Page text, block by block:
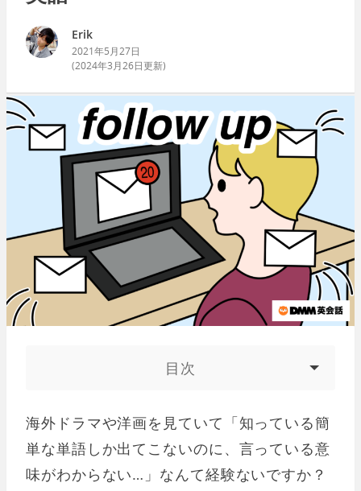
Erik
2021年5月27日
(2024年3月26日更新)
目次
海外ドラマや洋画を見ていて「知っている簡
単な単語しか出てこないのに、言っている意
味がわからない…」なんて経験ないですか？